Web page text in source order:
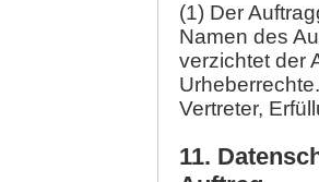
(1) Der
Namen des
verzichtet der
Vertreter,
11.